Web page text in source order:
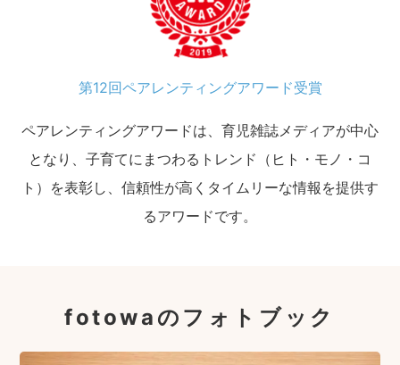
第12回ペアレンティングアワード受賞
ペアレンティングアワードは、育児雑誌メディアが中心
となり、子育てにまつわるトレンド（ヒト・モノ・コ
ト）を表彰し、信頼性が高くタイムリーな情報を提供す
るアワードです。
fotowaのフォトブック